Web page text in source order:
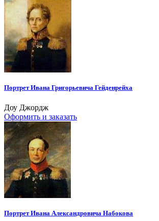
Портрет Ивана Григорьевича Гейденрейха
Доу Джордж
Оформить и заказать
Портрет Ивана Александровича Набокова